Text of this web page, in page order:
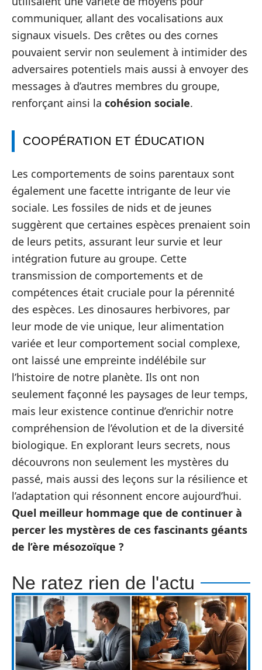
communiquer, allant des vocalisations aux
signaux visuels. Des crêtes ou des cornes
pouvaient servir non seulement à intimider des
adversaires potentiels mais aussi à envoyer des
messages à d’autres membres du groupe,
renforçant ainsi la cohésion sociale.
COOPÉRATION ET ÉDUCATION
Les comportements de soins parentaux sont
également une facette intrigante de leur vie
sociale. Les fossiles de nids et de jeunes
suggèrent que certaines espèces prenaient soin
de leurs petits, assurant leur survie et leur
intégration future au groupe. Cette
transmission de comportements et de
compétences était cruciale pour la pérennité
des espèces. Les dinosaures herbivores, par
leur mode de vie unique, leur alimentation
variée et leur comportement social complexe,
ont laissé une empreinte indélébile sur
l’histoire de notre planète. Ils ont non
seulement façonné les paysages de leur temps,
mais leur existence continue d’enrichir notre
compréhension de l’évolution et de la diversité
biologique. En explorant leurs secrets, nous
découvrons non seulement les mystères du
passé, mais aussi des leçons sur la résilience et
l’adaptation qui résonnent encore aujourd’hui.
Quel meilleur hommage que de continuer à
percer les mystères de ces fascinants géants
de l’ère mésozoïque ?
Ne ratez rien de l'actu